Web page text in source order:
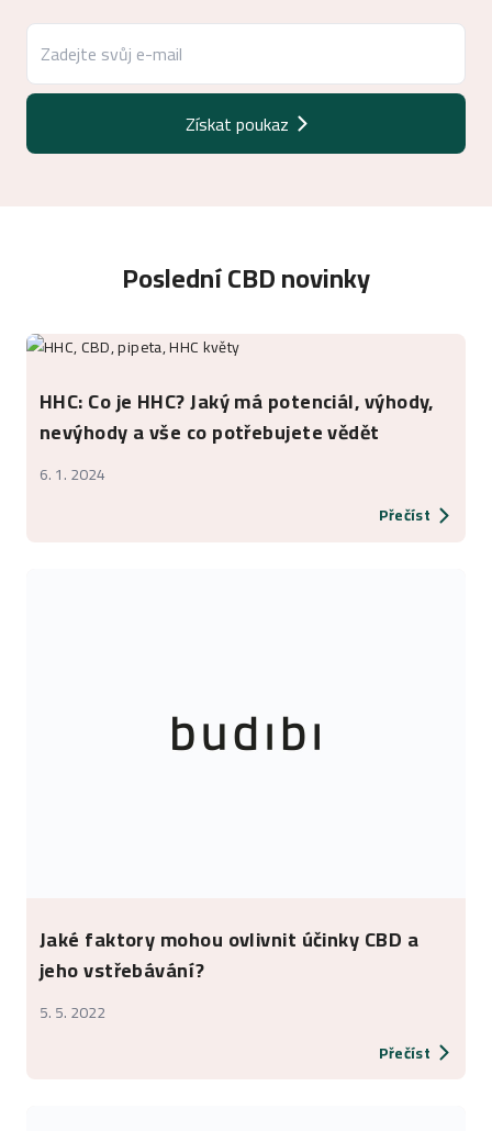
Získat poukaz
Poslední CBD novinky
HHC: Co je HHC? Jaký má potenciál, výhody,
nevýhody a vše co potřebujete vědět
6. 1. 2024
Přečíst
Jaké faktory mohou ovlivnit účinky CBD a
jeho vstřebávání?
5. 5. 2022
Přečíst